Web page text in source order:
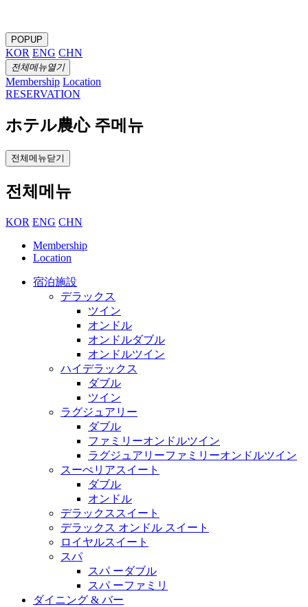
POPUP
KOR ENG CHN
전체메뉴열기
Membership Location
RESERVATION
ホテル農心 주메뉴
전체메뉴닫기
전체메뉴
KOR ENG CHN
Membership
Location
宿泊施設
デラックス
ツイン
オンドル
オンドルダブル
オンドルツイン
ハイデラックス
ダブル
ツイン
ラグジュアリー
ダブル
ファミリーオンドルツイン
ラグジュアリーファミリーオンドルツイン
スーぺリアスイート
ダブル
オンドル
デラックススイート
デラックス オンドル スイート
ロイヤルスイート
スパ
スパ ーダブル
スパ ーファミリ
ダイニング & バー